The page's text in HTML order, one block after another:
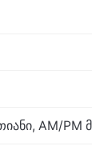
AM/PM